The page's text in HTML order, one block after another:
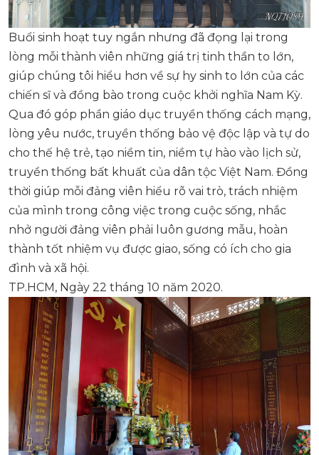
Buổi sinh hoạt tuy ngắn nhưng đã đọng lại trong
lòng mỗi thành viên những giá trị tinh thần to lớn,
giúp chúng tôi hiểu hơn về sự hy sinh to lớn của các
chiến sĩ và đồng bào trong cuộc khởi nghĩa Nam Kỳ.
Qua đó góp phần giáo dục truyền thống cách mạng,
lòng yêu nước, truyền thống bảo vệ độc lập và tự do
cho thế hệ trẻ, tạo niềm tin, niềm tự hào vào lịch sử,
truyền thống bất khuất của dân tộc Việt Nam. Đồng
thời giúp mỗi đảng viên hiểu rõ vai trò, trách nhiệm
của mình trong công việc trong cuộc sống, nhắc
nhở người đảng viên phải luôn gương mẫu, hoàn
thành tốt nhiệm vụ được giao, sống có ích cho gia
đình và xã hội.
TP.HCM, Ngày 22 tháng 10 năm 2020.